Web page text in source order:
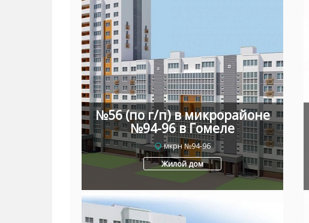
№56 (по г/п) в микрорайоне
№94-96 в Гомеле
мкрн №94-96
Жилой дом